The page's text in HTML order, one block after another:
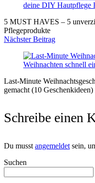
Navigation
5 MUST HAVES – 5
Pflegeprodukte
Nächster Beitrag
Last-Minute
gemacht (10 Geschenkideen)
Schreibe einen
Du musst angemeldet sein,
Suchen